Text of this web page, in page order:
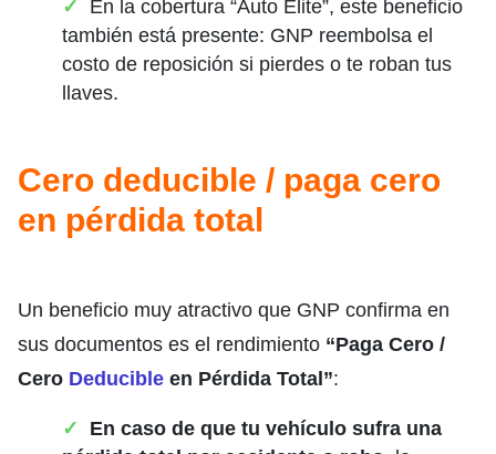
En la cobertura “Auto Elite”, este beneficio
también está presente: GNP reembolsa el
costo de reposición si pierdes o te roban tus
llaves.
Cero deducible / paga cero
en pérdida total
Un beneficio muy atractivo que GNP confirma en
sus documentos es el rendimiento “Paga Cero /
Cero Deducible en Pérdida Total”:
En caso de que tu vehículo sufra una